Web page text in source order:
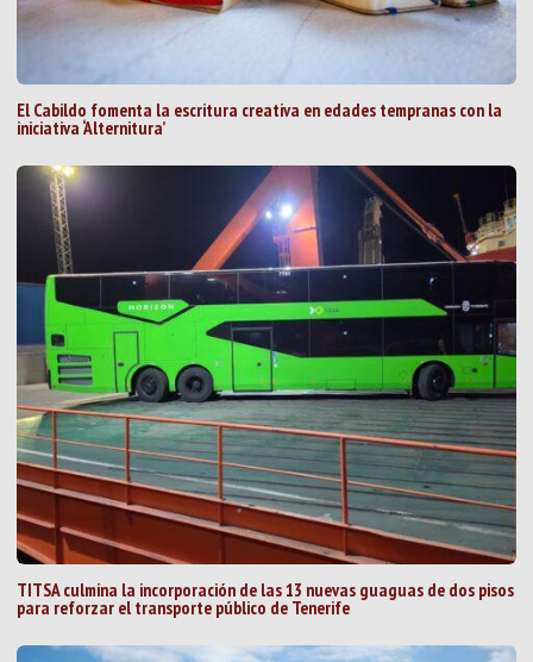
El Cabildo fomenta la escritura creativa en edades tempranas con la
iniciativa ‘Alternitura’
TITSA culmina la incorporación de las 13 nuevas guaguas de dos pisos
para reforzar el transporte público de Tenerife